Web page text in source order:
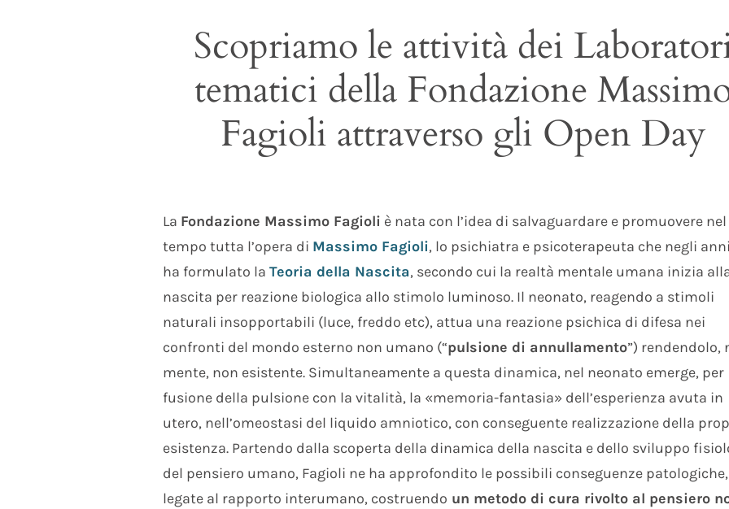
Scopriamo le attività dei
tematici della Fondazione
Fagioli attraverso gli Open Day
La Fondazione Massimo Fagioli è nata con l’idea di salvaguardare e promuovere nel
tempo tutta l’opera di Massimo Fagioli, lo psichiatra e psicoterapeuta che negli anni
ha formulato la Teoria della Nascita, secondo cui la realtà mentale umana inizia
nascita per reazione biologica allo stimolo luminoso. Il neonato, reagendo a stimoli
naturali insopportabili (luce, freddo etc), attua una reazione psichica di difesa nei
confronti del mondo esterno non umano (“pulsione di annullamento”) rendendolo,
mente, non esistente. Simultaneamente a questa dinamica, nel neonato emerge, per
fusione della pulsione con la vitalità, la «memoria-fantasia» dell’esperienza avuta in
utero, nell’omeostasi del liquido amniotico, con conseguente realizzazione della
esistenza. Partendo dalla scoperta della dinamica della nascita e dello sviluppo
del pensiero umano, Fagioli ne ha approfondito le possibili conseguenze patologiche,
legate al rapporto interumano, costruendo un metodo di cura rivolto al pensiero